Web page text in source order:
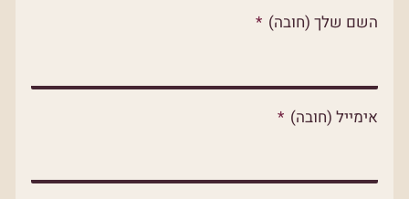
o
k
e
p
השם שלך (חובה)
אימייל (חובה)